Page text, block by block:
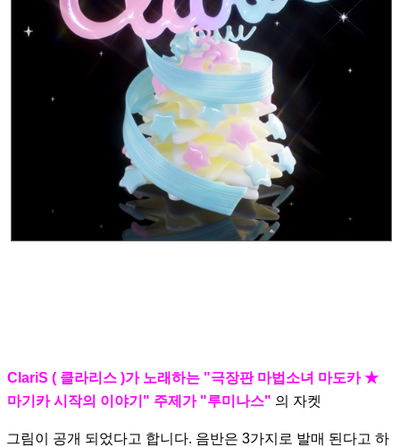
ClariS ( 클라리스 )가 노래하는 "극장판 마법소녀 마도카 ★
마기카 시작의 이야기" 주제가 "루미나스" 의 자켓
그림이 공개 되었다고 합니다. 음반은 3가지로 발매 된다고 하